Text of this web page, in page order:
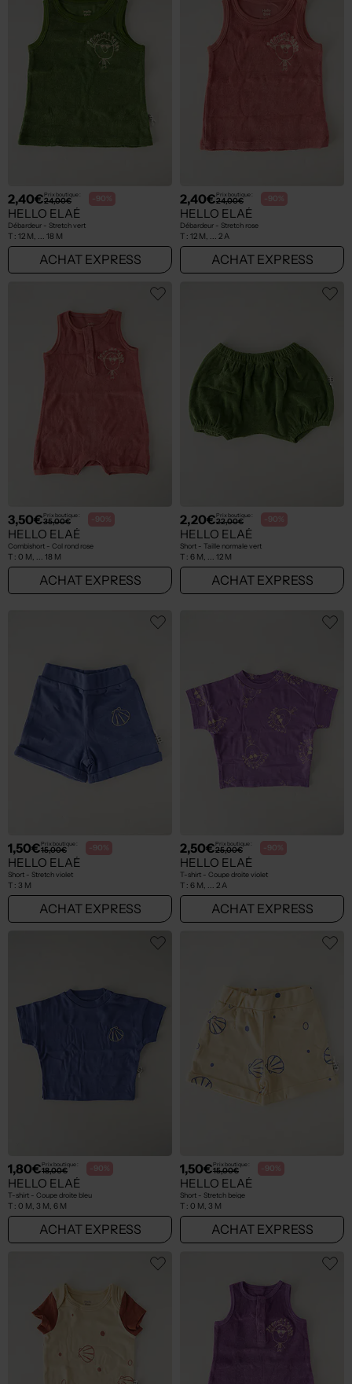
2,40€Prix boutique :
24,00€ -90%
HELLO ELAÉ
Débardeur - Stretch vert
T : 12 M, ... 18 M
ACHAT EXPRESS
2,40€Prix boutique :
24,00€ -90%
HELLO ELAÉ
Débardeur - Stretch rose
T : 12 M, ... 2 A
ACHAT EXPRESS
3,50€Prix boutique :
35,00€ -90%
HELLO ELAÉ
Combishort - Col rond rose
T : 0 M, ... 18 M
ACHAT EXPRESS
2,20€Prix boutique :
22,00€ -90%
HELLO ELAÉ
Short - Taille normale vert
T : 6 M, ... 12 M
ACHAT EXPRESS
1,50€Prix boutique :
15,00€ -90%
HELLO ELAÉ
Short - Stretch violet
T : 3 M
ACHAT EXPRESS
2,50€Prix boutique :
25,00€ -90%
HELLO ELAÉ
T-shirt - Coupe droite violet
T : 6 M, ... 2 A
ACHAT EXPRESS
1,80€Prix boutique :
18,00€ -90%
HELLO ELAÉ
T-shirt - Coupe droite bleu
T : 0 M, 3 M, 6 M
ACHAT EXPRESS
1,50€Prix boutique :
15,00€ -90%
HELLO ELAÉ
Short - Stretch beige
T : 0 M, 3 M
ACHAT EXPRESS